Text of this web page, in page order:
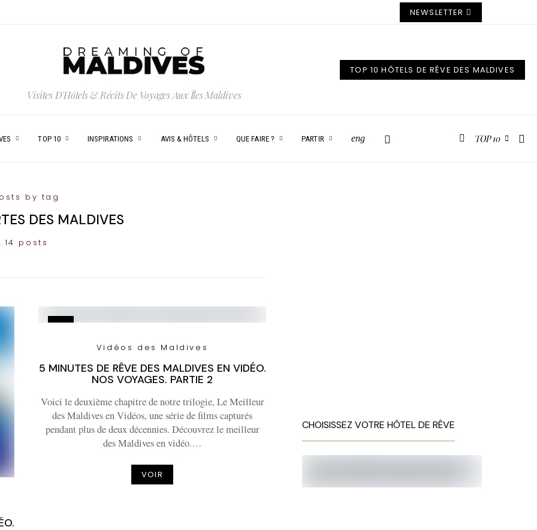
NEWSLETTER
Visites D'Hôtels & Récits De Voyages Aux Îles Maldives
TOP 10 HÔTELS DE RÊVE DES MALDIVES
TOP 10 INSPIRATIONS AVIS & HÔTELS QUE FAIRE ? PARTIR eng TOP 10
by tag
DES MALDIVES
14 posts
Vidéos des Maldives
5 MINUTES DE RÊVE DES MALDIVES EN VIDÉO.
NOS VOYAGES. PARTIE 2
Voici le deuxième chapitre de notre trilogie, Le Meilleur
des Maldives en Vidéos, une série de films capturés
pendant plus de deux décennies. Découvrez le meilleur
des Maldives en vidéo.…
VOIR
CHOISISSEZ VOTRE HÔTEL DE RÊVE